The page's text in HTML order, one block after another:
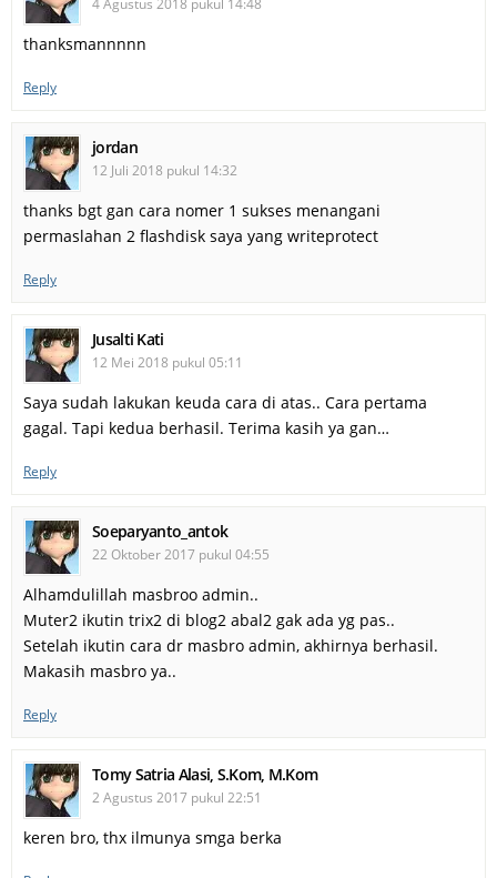
thanksmannnnn
Reply
jordan
12 Juli 2018 pukul 14:32
thanks bgt gan cara nomer 1 sukses menangani
permaslahan 2 flashdisk saya yang writeprotect
Reply
Jusalti Kati
12 Mei 2018 pukul 05:11
Saya sudah lakukan keuda cara di atas.. Cara pertama
gagal. Tapi kedua berhasil. Terima kasih ya gan…
Reply
Soeparyanto_antok
22 Oktober 2017 pukul 04:55
Alhamdulillah masbroo admin..
Muter2 ikutin trix2 di blog2 abal2 gak ada yg pas..
Setelah ikutin cara dr masbro admin, akhirnya berhasil.
Makasih masbro ya..
Reply
Tomy Satria Alasi, S.Kom, M.Kom
2 Agustus 2017 pukul 22:51
keren bro, thx ilmunya smga berka